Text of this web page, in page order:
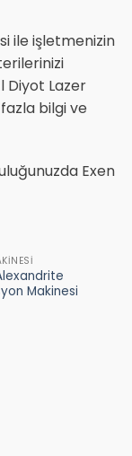
ile işletmenizin
Diyot Lazer
bilgi ve
Exen
Makinesi